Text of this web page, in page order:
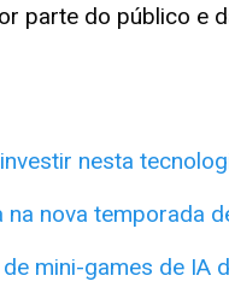
parte do público e
nesta
nova temporada
mini-games de IA